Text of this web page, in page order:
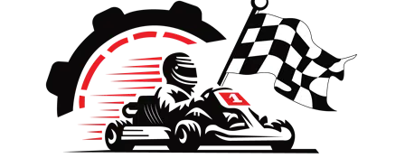
circuit
location
licenciés